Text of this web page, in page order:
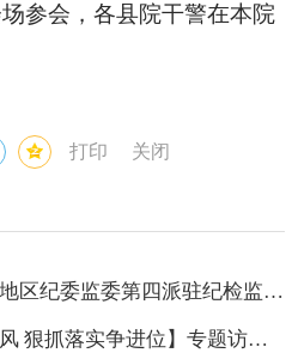
参会，各县院干警在本院
打印 关闭
阿里检察分院与地区纪委监委第四派驻纪检监察组召开党风廉政建设工作专题会商会
【以案促改转作风 狠抓落实争进位】专题访谈——行署副专员 札达县委书记 陈代均